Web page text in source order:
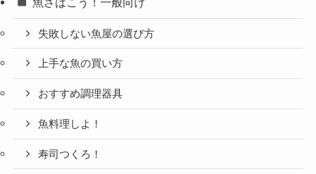
失敗しない魚屋の選び方
上手な魚の買い方
おすすめ調理器具
魚料理しよ！
寿司つくろ！